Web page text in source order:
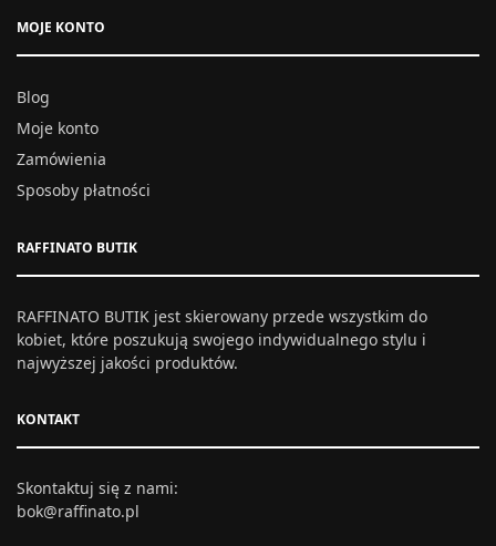
MOJE KONTO
Blog
Moje konto
Zamówienia
Sposoby płatności
RAFFINATO BUTIK
RAFFINATO BUTIK jest skierowany przede wszystkim do
kobiet, które poszukują swojego indywidualnego stylu i
najwyższej jakości produktów.
KONTAKT
Skontaktuj się z nami:
bok@raffinato.pl